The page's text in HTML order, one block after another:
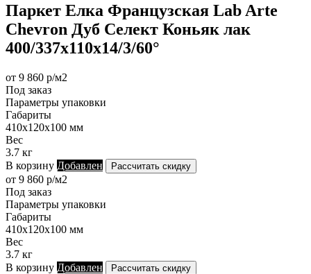
Паркет Елка Французская Lab Arte
Chevron Дуб Селект Коньяк лак
400/337х110х14/3/60°
от 9 860 р/м2
Под заказ
Параметры упаковки
Габариты
410х120х100 мм
Вес
3.7 кг
В корзину Добавлен Рассчитать скидку
от 9 860 р/м2
Под заказ
Параметры упаковки
Габариты
410х120х100 мм
Вес
3.7 кг
В корзину Добавлен Рассчитать скидку